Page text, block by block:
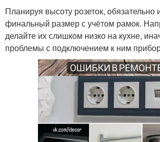
Планируя высоту розеток, обязательно
финальный размер с учётом рамок.
делайте их слишком низко на кухне,
проблемы с подключением к ним